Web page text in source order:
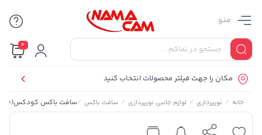
منو
0
مکان را جهت فیلتر محصولات انتخاب کنید
خانه / نورپردازی / لوازم جانبی نورپردازی / سافت باکس /سافت باکس گودکس(70×100 سانتیمتر)